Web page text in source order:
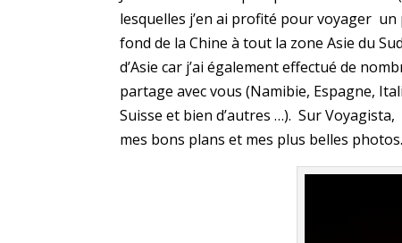
lesquelles j’en ai profité pour voyager
fond de la Chine à tout la zone Asie du
d’Asie car j’ai également effectué de
partage avec vous (Namibie, Espagne,
Suisse et bien d’autres …). Sur
mes bons plans et mes plus belles photos.